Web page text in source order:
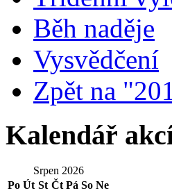
Běh naděje
Vysvědčení
Zpět na
Kalendář
Srpen 2026
Po Út St Čt Pá So Ne